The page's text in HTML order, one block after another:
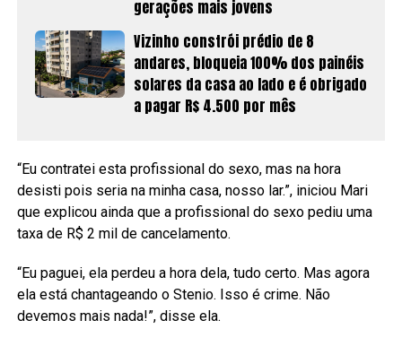
gerações mais jovens
Vizinho constrói prédio de 8
andares, bloqueia 100% dos painéis
solares da casa ao lado e é obrigado
a pagar R$ 4.500 por mês
“Eu contratei esta profissional do sexo, mas na hora
desisti pois seria na minha casa, nosso lar.”, iniciou Mari
que explicou ainda que a profissional do sexo pediu uma
taxa de R$ 2 mil de cancelamento.
“Eu paguei, ela perdeu a hora dela, tudo certo. Mas agora
ela está chantageando o Stenio. Isso é crime. Não
devemos mais nada!”, disse ela.